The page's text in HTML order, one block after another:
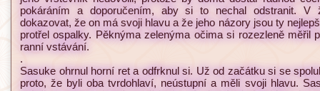
pokáráním a doporučením, aby si to nechal odstranit. V
dokazovat, že on má svoji hlavu a že jeho názory jsou ty
protřel ospalky. Pěknýma zelenýma očima si rozezleně měřil
ranní vstávání.
.
Sasuke ohrnul horní ret a odfrknul si. Už od začátku si se
proto, že byli oba tvrdohlaví, neústupní a měli svoji hlavu.